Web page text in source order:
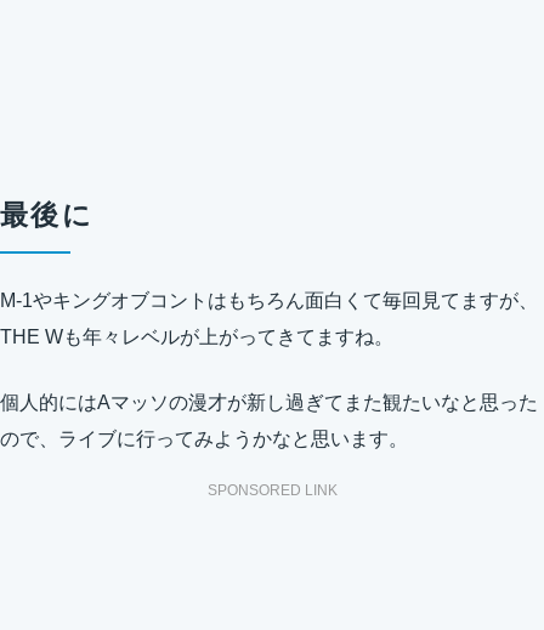
最後に
M-1やキングオブコントはもちろん面白くて毎回見てますが、
THE Wも年々レベルが上がってきてますね。
個人的にはAマッソの漫才が新し過ぎてまた観たいなと思った
ので、ライブに行ってみようかなと思います。
SPONSORED LINK